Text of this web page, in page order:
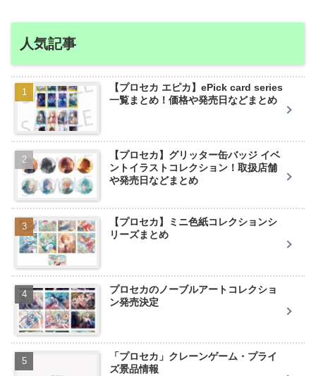
人気記事
【プロセカ エピカ】ePick card series
一覧まとめ！価格や発売日などまとめ
【プロセカ】グリッター缶バッジ イベ
ントイラストコレクション！取扱店舗
や発売日などまとめ
【プロセカ】ミニ色紙コレクションシ
リーズまとめ
プロセカのノーブルアートコレクショ
ン発売決定
「プロセカ」クレーンゲーム・プライ
ズ景品情報